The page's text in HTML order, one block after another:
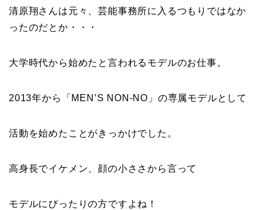
清原翔さんは元々、芸能事務所に入るつもりではなか
ったのだとか・・・
大学時代から始めたと言われるモデルのお仕事。
2013年から「MEN’S NON-NO」の専属モデルとして
活動を始めたことがきっかけでした。
高身長でイケメン、顔の小ささから言って
モデルにぴったりの方ですよね！